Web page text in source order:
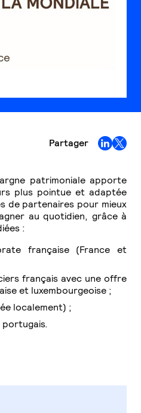
Partager
patrimoniale apporte
plus pointue et adaptée
de partenaires pour mieux
au quotidien, grâce à
:
française (France et
français avec une offre
et luxembourgeoise ;
localement) ;
portugais.